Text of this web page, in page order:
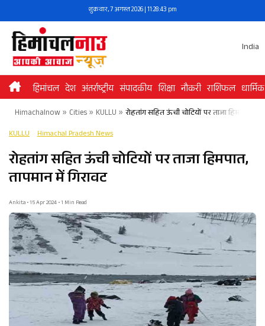
to
content
शुक्रवार, 7 अगस्त 2026 | 11:28:43 pm
India
हिमांचल देश अंतर्राष्ट्रीय संपादकीय शिक्षा नौकरी राशिफल धार्मिक
Himachalnow» Cities» KULLU » रोहतांग सहित ऊंची चोटियों पर ताजा हिमपात,
KULLU Himachal Pradesh News
रोहतांग सहित ऊंची चोटियों पर ताजा हिमपात,
तापमान में गिरावट
Ankita • 15 Apr 2024 • 1 Min Read